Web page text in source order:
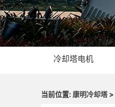
冷却塔电机
当前位置: 康明冷却塔>